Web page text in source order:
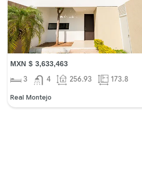
MXN $ 3,633,463
3 4 256.93 173.8
Real Montejo